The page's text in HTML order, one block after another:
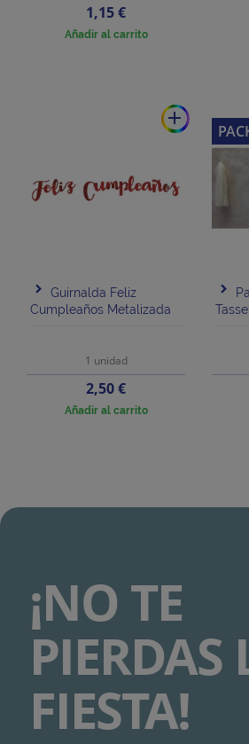
Precio
1,15 €
Añadir al carrito
add
Guirnalda Feliz
Cumpleaños Metalizada
1 unidad
Precio
2,50 €
Añadir al carrito
¡NO TE
PIERDAS
FIESTA!